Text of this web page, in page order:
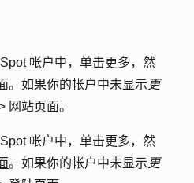
帐户中，单击更多，然
。如果你的帐户中未显示更
网站页面。
帐户中，单击更多，然
。如果你的帐户中未显示更